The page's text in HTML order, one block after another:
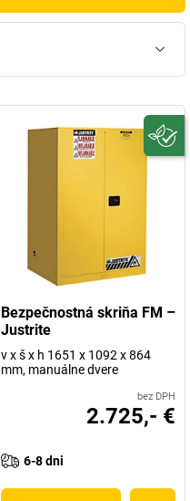
Bezpečnostná skriňa FM –
Justrite
v x š x h 1651 x 1092 x 864
mm, manuálne dvere
bez DPH
2.725,- €
6-8 dni